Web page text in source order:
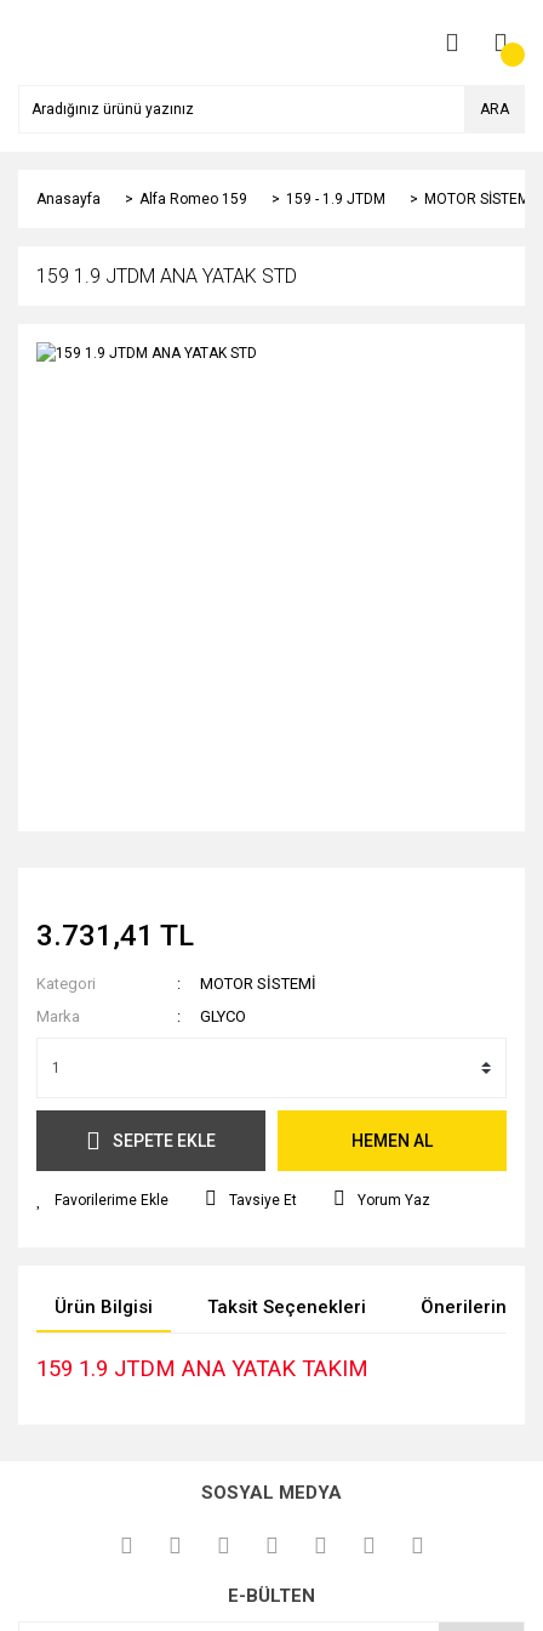
ARA
Anasayfa Alfa Romeo 159 159 - 1.9 JTDM MOTOR SİSTEMİ
159 1.9 JTDM ANA YATAK STD
3.731,41 TL
Kategori
MOTOR SİSTEMİ
Marka
GLYCO
SEPETE EKLE HEMEN AL
Tavsiye Et Yorum Yaz
Ürün Bilgisi Taksit Seçenekleri Önerileriniz
159 1.9 JTDM ANA YATAK TAKIM
kullanarak tarafımıza iletebilirsiniz.
Görüş ve önerileriniz için teşekkür ederiz.
Ürün açıklamasında eksik bilgiler bulunuyor.
SOSYAL MEDYA
E-BÜLTEN